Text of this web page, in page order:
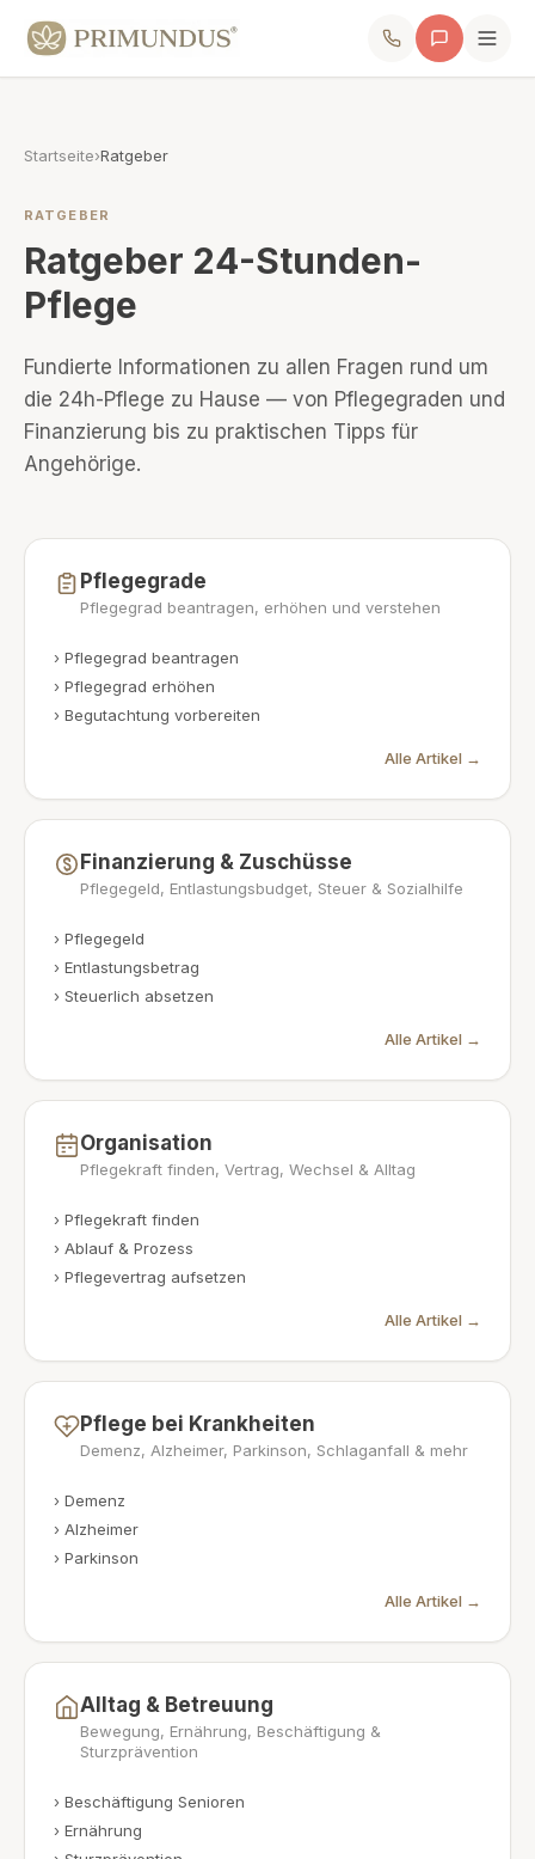
Startseite›Ratgeber
RATGEBER
Ratgeber 24-Stunden-
Pflege
Fundierte Informationen zu allen Fragen rund um
die 24h-Pflege zu Hause — von Pflegegraden und
Finanzierung bis zu praktischen Tipps für
Angehörige.
Pflegegrade
Pflegegrad beantragen, erhöhen und verstehen
› Pflegegrad beantragen
› Pflegegrad erhöhen
› Begutachtung vorbereiten
Alle Artikel →
Finanzierung & Zuschüsse
Pflegegeld, Entlastungsbudget, Steuer & Sozialhilfe
› Pflegegeld
› Entlastungsbetrag
› Steuerlich absetzen
Alle Artikel →
Organisation
Pflegekraft finden, Vertrag, Wechsel & Alltag
› Pflegekraft finden
› Ablauf & Prozess
› Pflegevertrag aufsetzen
Alle Artikel →
Pflege bei Krankheiten
Demenz, Alzheimer, Parkinson, Schlaganfall & mehr
› Demenz
› Alzheimer
› Parkinson
Alle Artikel →
Alltag & Betreuung
Bewegung, Ernährung, Beschäftigung &
Sturzprävention
› Beschäftigung Senioren
› Ernährung